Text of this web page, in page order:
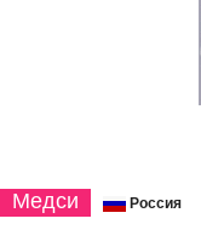
Медси Россия